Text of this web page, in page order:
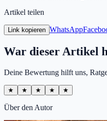
Artikel teilen
Link kopieren WhatsApp
War dieser Artikel
Deine Bewertung hilft uns,
★ ★ ★ ★ ★
Über den Autor